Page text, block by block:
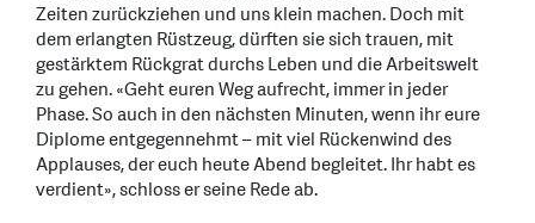
Zeiten zurückziehen und uns klein machen. Doch mit
dem erlangten Rüstzeug, dürften sie sich trauen, mit
gestärktem Rückgrat durchs Leben und die Arbeitswelt
zu gehen. «Geht euren Weg aufrecht, immer in jeder
Phase. So auch in den nächsten Minuten, wenn ihr eure
Diplome entgegennehmt – mit viel Rückenwind des
Applauses, der euch heute Abend begleitet. Ihr habt es
verdient», schloss er seine Rede ab.